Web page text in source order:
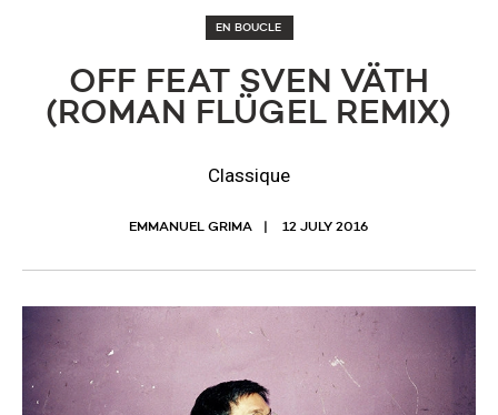
EN BOUCLE
OFF FEAT SVEN VÄTH
(ROMAN FLÜGEL REMIX)
Classique
EMMANUEL GRIMA 12 JULY 2016